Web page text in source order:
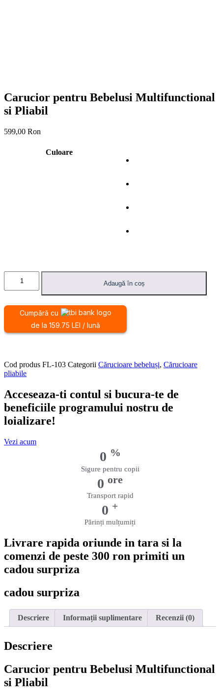
Carucior pentru Bebelusi Multifunctional
si Pliabil
599,00 Ron
Culoare
Carucior
pentru
Multifunctional
Pliabil
Adaugă în coș
Cumpără cu
de la 159.75 LEI / lună
Cod produs FL-103 Categorii Cărucioare bebeluși, Cărucioare
pliabile
Acceseaza-ti contul si bucura-te de
beneficiile programului nostru de
loializare!
Vezi acum
0 %
Sigure pentru copii
0 ore
Transport rapid
0 +
Părinți mulțumiți
Livrare rapida oriunde in tara si la
comenzi de peste 300 ron primiti un
cadou surpriza
cadou surpriza
Descriere Informații suplimentare Recenzii (0)
Descriere
Carucior pentru Bebelusi Multifunctional
si Pliabil